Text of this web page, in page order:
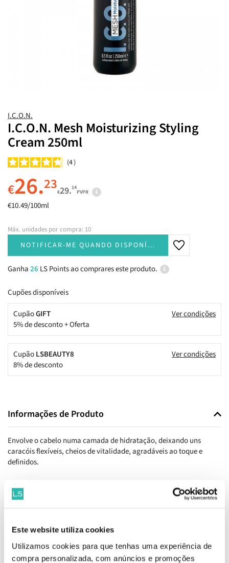
Este website utiliza cookies
Utilizamos cookies para que tenhas uma experiência de
compra personalizada, com anúncios e promoções
I.C.O.N.
I.C.O.N. Mesh Moisturizing Styling
Cream 250ml
4
€26.23€29.14
PVPR
€10.49/100ml
Máx. unidades por compra: 10
NOTIFICAR-ME QUANDO DISPONÍVEL
Ganha26 LS Points ao comprares este produto.
Cupões disponíveis
CupãoGIFT
5% de desconto + Oferta
Ver condições
CupãoLSBEAUTY8
8% de desconto
Ver condições
Informações de Produto
Envolve o cabelo numa camada de hidratação, deixando uns
caracóis flexíveis, cheios de vitalidade, agradáveis ao toque e
definidos.
Adiciona brilho
Como aplicar I.C.O.N. Mesh Moisturizing Styling Cream 250ml
Agite bem e coloque uma pequena quantidade na mão e esfregue